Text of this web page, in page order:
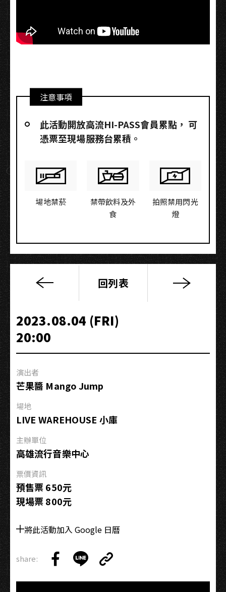
注意事項
此活動開放高流HI-PASS會員累點，​ 可
憑票至現場服務台累積。
場地禁菸
禁帶飲料及外
食
拍照禁用閃光
燈
芒
大
師
之
路：
蛋
訓
班
——
成
驗
收
日
四
回列表
2023.08.04 (FRI)
20:00
演出者
芒果醬 Mango Jump
場地
LIVE WAREHOUSE 小庫
主辦單位
高雄流行音樂中心
票價資訊
預售票 650元
現場票 800元
將此活動加入 Google 日曆
share:
on
on
Link
Copy